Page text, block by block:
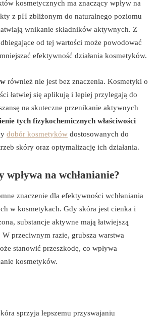
kosmetycznych ma znaczący wpływ na
z pH zbliżonym do naturalnego poziomu
wnikanie składników aktywnych. Z
od tej wartości może powodować
efektywność działania kosmetyków.
również nie jest bez znaczenia. Kosmetyki o
łatwiej się aplikują i lepiej przylegają do
na skuteczne przenikanie aktywnych
tych fizykochemicznych właściwości
dobór kosmetyków dostosowanych do
skóry oraz optymalizację ich działania.
wpływa na wchłanianie?
znaczenie dla efektywności wchłaniania
w kosmetykach. Gdy skóra jest cienka i
substancje aktywne mają łatwiejszą
przeciwnym razie, grubsza warstwa
stanowić przeszkodę, co wpływa
kosmetyków.
sprzyja lepszemu przyswajaniu